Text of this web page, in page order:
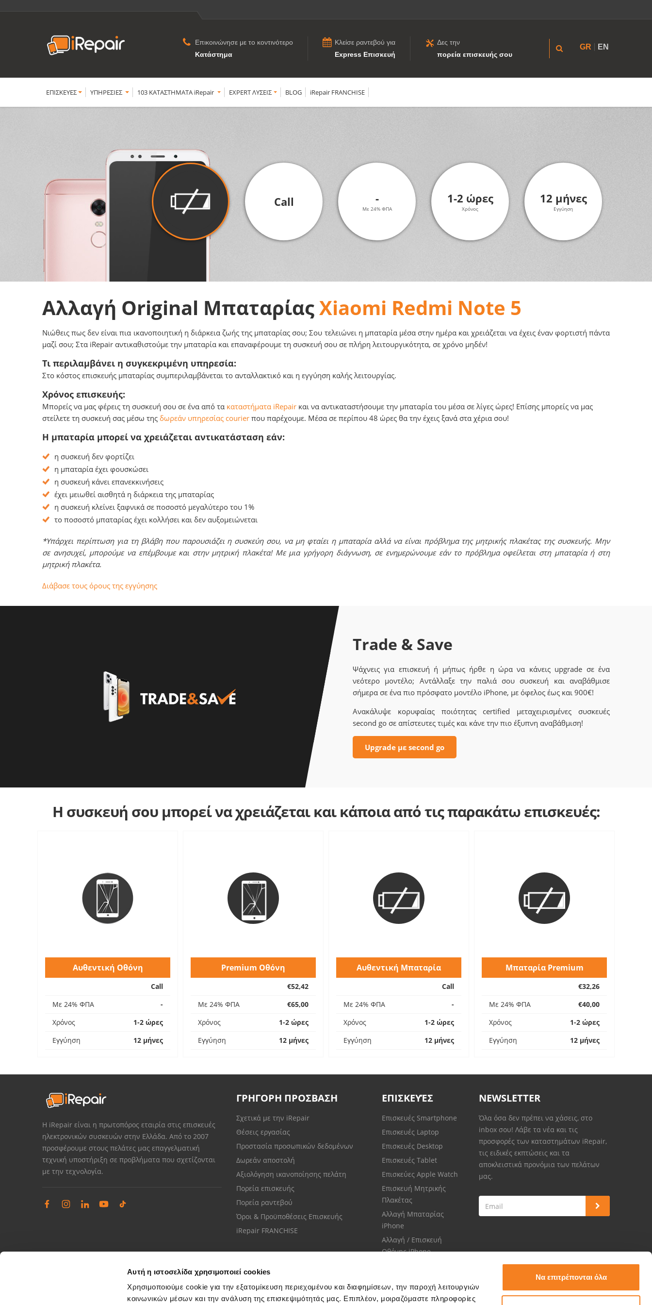
Αυτή η ιστοσελίδα χρησιμοποιεί cookies
Χρησιμοποιούμε cookie για την εξατομίκευση περιεχομένου και διαφημίσεων, την παροχή λειτουργιών
κοινωνικών μέσων και την ανάλυση της επισκεψιμότητάς μας. Επιπλέον, μοιραζόμαστε πληροφορίες
Να επιτρέπονται όλα
Επικοινώνησε με το κοντινότερο
Κατάστημα
Κλείσε ραντεβού για
Express Επισκευή
Δες την
πορεία επισκευής σου
GR EN
ΕΠΙΣΚΕΥΕΣ YΠΗΡΕΣΙΕΣ 103 ΚΑΤΑΣΤΗΜΑΤΑ iRepair EXPERT ΛΥΣΕΙΣ BLOG iRepair FRANCHISE
Call -
Με 24% ΦΠΑ
1-2 ώρες
Χρόνος
12 μήνες
Εγγύηση
Αλλαγή Original ΜπαταρίαςXiaomi Redmi Note 5
Νιώθεις πως δεν είναι πια ικανοποιητική η διάρκεια ζωής της μπαταρίας σου; Σου τελειώνει η μπαταρία μέσα στην ημέρα και χρειάζεται να έχεις έναν φορτιστή πάντα
μαζί σου; Στα iRepair αντικαθιστούμε την μπαταρία και επαναφέρουμε τη συσκευή σου σε πλήρη λειτουργικότητα, σε χρόνο μηδέν!
Τι περιλαμβάνει η συγκεκριμένη υπηρεσία:
Στο κόστος επισκευής μπαταρίας συμπεριλαμβάνεται το ανταλλακτικό και η εγγύηση καλής λειτουργίας.
Χρόνος επισκευής:
Μπορείς να μας φέρεις τη συσκευή σου σε ένα από τα καταστήματα iRepair και να αντικαταστήσουμε την μπαταρία του μέσα σε λίγες ώρες! Επίσης μπορείς να μας
στείλετε τη συσκευή σας μέσω της δωρεάν υπηρεσίας courier που παρέχουμε. Μέσα σε περίπου 48 ώρες θα την έχεις ξανά στα χέρια σου!
Η μπαταρία μπορεί να χρειάζεται αντικατάσταση εάν:
η συσκευή δεν φορτίζει
η μπαταρία έχει φουσκώσει
η συσκευή κάνει επανεκκινήσεις
έχει μειωθεί αισθητά η διάρκεια της μπαταρίας
η συσκευή κλείνει ξαφνικά σε ποσοστό μεγαλύτερο του 1%
το ποσοστό μπαταρίας έχει κολλήσει και δεν αυξομειώνεται
*Υπάρχει περίπτωση για τη βλάβη που παρουσιάζει η συσκεύη σου, να μη φταίει η μπαταρία αλλά να είναι πρόβλημα της μητρικής πλακέτας της συσκευής. Μην
σε ανησυχεί, μπορούμε να επέμβουμε και στην μητρική πλακέτα! Με μια γρήγορη διάγνωση, σε ενημερώνουμε εάν το πρόβλημα οφείλεται στη μπαταρία ή στη
μητρική πλακέτα.
Διάβασε τους όρους της εγγύησης
Trade & Save
Ψάχνεις για επισκευή ή μήπως ήρθε η ώρα να κάνεις upgrade σε ένα
νεότερο μοντέλο; Αντάλλαξε την παλιά σου συσκευή και αναβάθμισε
σήμερα σε ένα πιο πρόσφατο μοντέλο iPhone, με όφελος έως και 900€!
Ανακάλυψε κορυφαίας ποιότητας certified μεταχειρισμένες συσκευές
second go σε απίστευτες τιμές και κάνε την πιο έξυπνη αναβάθμιση!
Upgrade με second go
Η συσκευή σου μπορεί να χρειάζεται και κάποια από τις παρακάτω επισκευές:
Αυθεντική Οθόνη
Call
Με 24% ΦΠΑ
-
Χρόνος
1-2 ώρες
Εγγύηση
12 μήνες
Premium Οθόνη
€52,42
Με 24% ΦΠΑ
€65,00
Χρόνος
1-2 ώρες
Εγγύηση
12 μήνες
Αυθεντική Μπαταρία
Call
Με 24% ΦΠΑ
-
Χρόνος
1-2 ώρες
Εγγύηση
12 μήνες
Μπαταρία Premium
€32,26
Με 24% ΦΠΑ
€40,00
Χρόνος
1-2 ώρες
Εγγύηση
12 μήνες
Η iRepair είναι η πρωτοπόρος εταιρία στις επισκευές
ηλεκτρονικών συσκευών στην Ελλάδα. Από το 2007
προσφέρουμε στους πελάτες μας επαγγελματική
τεχνική υποστήριξη σε προβλήματα που σχετίζονται
με την τεχνολογία.
ΓΡΗΓΟΡΗ ΠΡΟΣΒΑΣΗ
Σχετικά με την iRepair
Θέσεις εργασίας
Προστασία προσωπικών δεδομένων
Δωρεάν αποστολή
Αξιολόγηση ικανοποίησης πελάτη
Πορεία επισκευής
Πορεία ραντεβού
Όροι & Προϋποθέσεις Επισκευής
iRepair FRANCHISE
ΕΠΙΣΚΕΥΈΣ
Επισκευές Smartphone
Επισκευές Laptop
Επισκευές Desktop
Επισκευές Tablet
Επισκεύες Apple Watch
Επισκευή Μητρικής
Πλακέτας
Αλλαγή Μπαταρίας
iPhone
Αλλαγή / Επισκευή
Οθόνης iPhone
NEWSLETTER
Όλα όσα δεν πρέπει να χάσεις, στο
inbox σου! Λάβε τα νέα και τις
προσφορές των καταστημάτων iRepair,
τις ειδικές εκπτώσεις και τα
αποκλειστικά προνόμια των πελάτων
μας.